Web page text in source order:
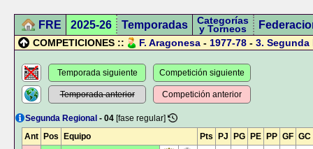
FRE 2025-26 Temporadas Categorías
y Torneos
COMPETICIONES :: F. Aragonesa - 1977-78 - 3. Segunda
Temporada siguiente
Temporada anterior
Competición siguiente
Competición anterior
Segunda Regional - 04 [fase regular]
Ant
Pos Equipo Pts PJ PG PE PP GF GC